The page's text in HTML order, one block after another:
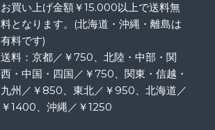
お買い上げ金額￥15.000以上で送料無
料となります。(北海道・沖縄・離島は
有料です)
送料：京都／￥750、北陸・中部・関
西・中国・四国／￥750、関東・信越・
九州／￥850、東北／￥950、北海道／
￥1400、沖縄／￥1250